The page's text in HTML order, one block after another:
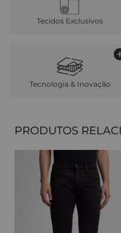
Tecidos Exclusivos
Tecnologia & Inovação
PRODUTOS